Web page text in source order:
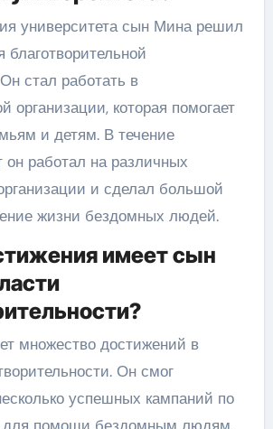
университета сын Мина решил
благотворительной
стал работать в
организации, которая помогает
и детям. В течение
он работал на различных
и сделал большой
жизни бездомных людей.
имеет сын
множество достижений в
Он смог
успешных кампаний по